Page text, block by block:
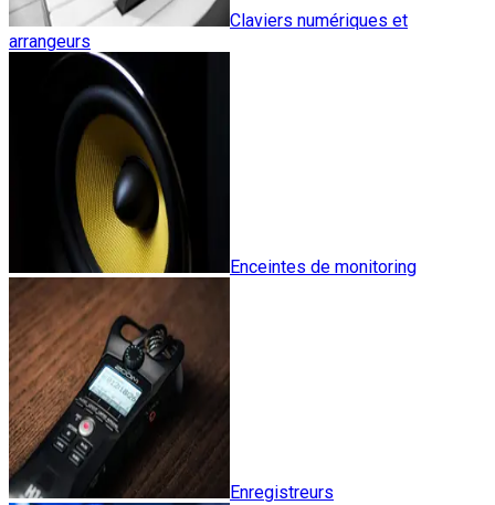
Claviers numériques et
arrangeurs
Enceintes de monitoring
Enregistreurs